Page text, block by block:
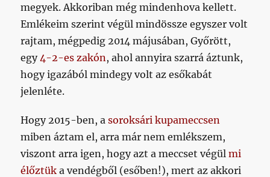
megyek. Akkoriban még mindenhova kellett.
Emlékeim szerint végül mindössze egyszer volt
rajtam, mégpedig 2014 májusában, Győrött,
egy4-2-es zakón , ahol annyira szarrá áztunk,
hogy igazából mindegy volt az esőkabát
jelenléte.
Hogy 2015-ben, asoroksári kupameccsen
miben áztam el, arra már nem emlékszem,
viszont arra igen, hogy azt a meccset végülmi
élőztük a vendégből (esőben!), mert az akkori